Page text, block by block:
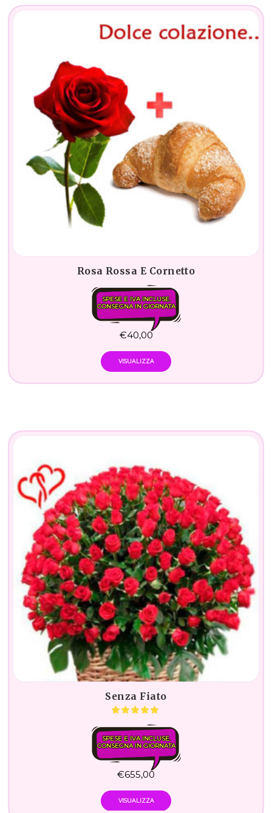
Rosa Rossa E Cornetto
SPESE E IVA INCLUSE.
CONSEGNA IN GIORNATA
€40,00
VISUALIZZA
Senza Fiato
SPESE E IVA INCLUSE.
CONSEGNA IN GIORNATA
€655,00
VISUALIZZA